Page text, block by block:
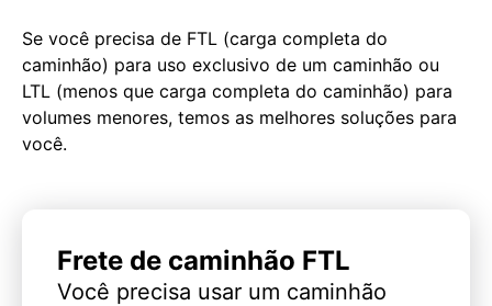
Se você precisa de FTL (carga completa do
caminhão) para uso exclusivo de um caminhão ou
LTL (menos que carga completa do caminhão) para
volumes menores, temos as melhores soluções para
você.
Frete de caminhão FTL
Você precisa usar um caminhão